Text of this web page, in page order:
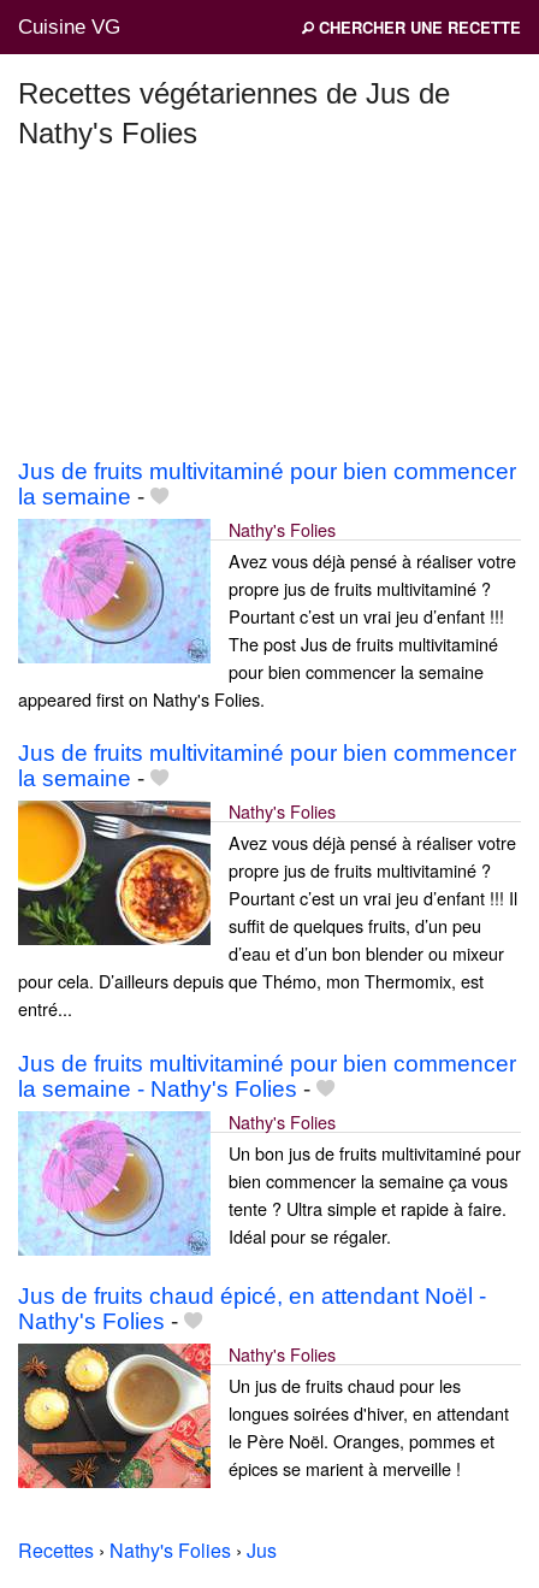
Cuisine VG CHERCHER UNE RECETTE
Mes blogs préférés
Recettes végétariennes de Jus de
Nathy's Folies
Jus de fruits multivitaminé pour bien commencer
la semaine -
Nathy's Folies
Avez vous déjà pensé à réaliser votre
propre jus de fruits multivitaminé ?
Pourtant c’est un vrai jeu d’enfant !!!
The post Jus de fruits multivitaminé
pour bien commencer la semaine
appeared first on Nathy's Folies.
Jus de fruits multivitaminé pour bien commencer
la semaine -
Nathy's Folies
Avez vous déjà pensé à réaliser votre
propre jus de fruits multivitaminé ?
Pourtant c’est un vrai jeu d’enfant !!! Il
suffit de quelques fruits, d’un peu
d’eau et d’un bon blender ou mixeur
pour cela. D’ailleurs depuis que Thémo, mon Thermomix, est
entré...
Jus de fruits multivitaminé pour bien commencer
la semaine - Nathy's Folies -
Nathy's Folies
Un bon jus de fruits multivitaminé pour
bien commencer la semaine ça vous
tente ? Ultra simple et rapide à faire.
Idéal pour se régaler.
Jus de fruits chaud épicé, en attendant Noël -
Nathy's Folies -
Nathy's Folies
Un jus de fruits chaud pour les
longues soirées d'hiver, en attendant
le Père Noël. Oranges, pommes et
épices se marient à merveille !
Recettes › Nathy's Folies › Jus